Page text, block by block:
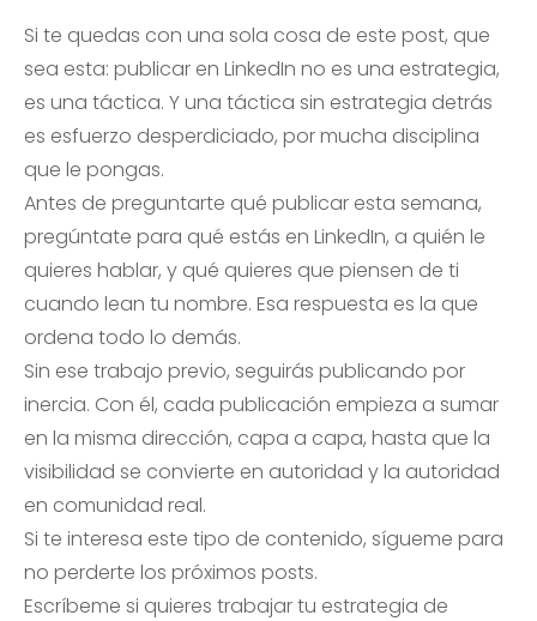
Si te quedas con una sola cosa de este post, que
sea esta: publicar en LinkedIn no es una estrategia,
es una táctica. Y una táctica sin estrategia detrás
es esfuerzo desperdiciado, por mucha disciplina
que le pongas.
Antes de preguntarte qué publicar esta semana,
pregúntate para qué estás en LinkedIn, a quién le
quieres hablar, y qué quieres que piensen de ti
cuando lean tu nombre. Esa respuesta es la que
ordena todo lo demás.
Sin ese trabajo previo, seguirás publicando por
inercia. Con él, cada publicación empieza a sumar
en la misma dirección, capa a capa, hasta que la
visibilidad se convierte en autoridad y la autoridad
en comunidad real.
Si te interesa este tipo de contenido, sígueme para
no perderte los próximos posts.
Escríbeme si quieres trabajar tu estrategia de